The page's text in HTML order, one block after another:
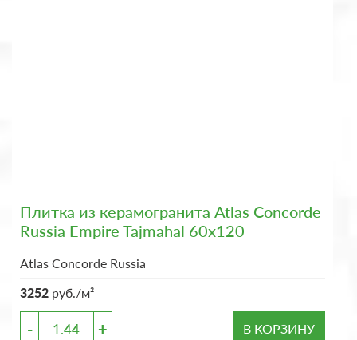
Плитка из керамогранита Atlas Concorde
Russia Empire Tajmahal 60x120
Atlas Concorde Russia
3252 руб./м²
- + В КОРЗИНУ